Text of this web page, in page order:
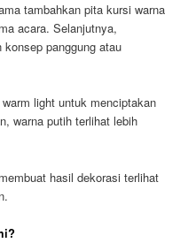
tambahkan pita kursi warna
acara. Selanjutnya,
panggung atau
light untuk menciptakan
warna putih terlihat lebih
hasil dekorasi terlihat